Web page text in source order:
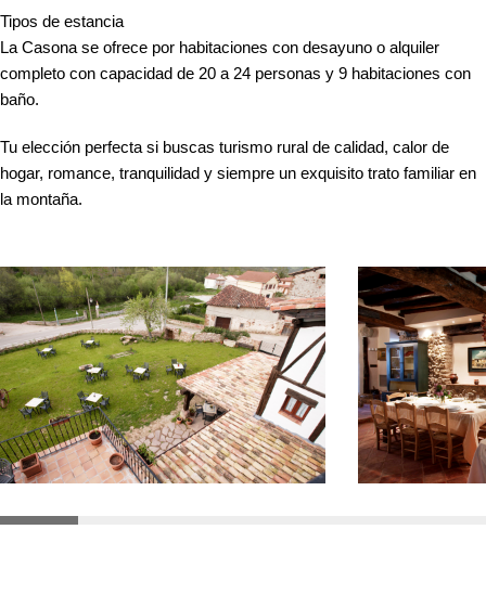
Tipos de estancia
La Casona se ofrece por habitaciones con desayuno o alquiler
completo con capacidad de 20 a 24 personas y 9 habitaciones con
baño.
Tu elección perfecta si buscas turismo rural de calidad, calor de
hogar, romance, tranquilidad y siempre un exquisito trato familiar en
la montaña.